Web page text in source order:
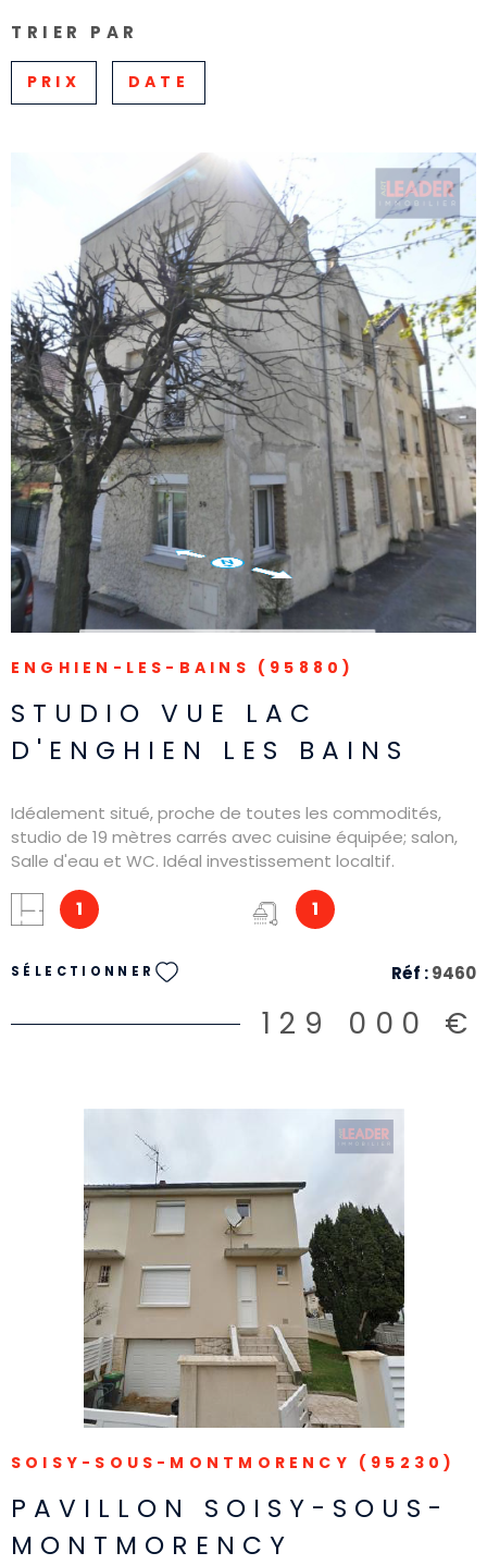
TRIER PAR
PRIX DATE
ENGHIEN-LES-BAINS (95880)
STUDIO VUE LAC
D'ENGHIEN LES BAINS
Idéalement situé, proche de toutes les commodités,
studio de 19 mètres carrés avec cuisine équipée; salon,
Salle d'eau et WC. Idéal investissement localtif.
1 1
SÉLECTIONNER Réf :9460
129 000 €
VOIR LE BIEN
SOISY-SOUS-MONTMORENCY (95230)
PAVILLON SOISY-SOUS-
MONTMORENCY
VOIR LE BIEN
CRITÈRES SUPPLÉMENTAIRES
Piscine
Parking
Terrasse